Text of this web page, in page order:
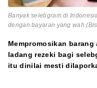
Banyak selebgram di
dengan bayaran yang wah
Mempromosikan
ladang rezeki bagi
itu dinilai mesti